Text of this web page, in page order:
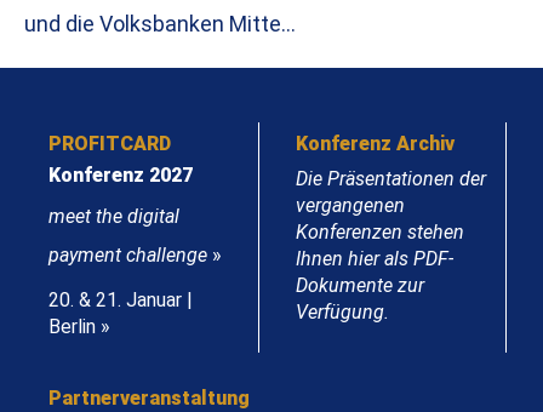
und die Volksbanken Mitte…
PROFITCARD
Konferenz 2027
meet the digital
payment challenge »
20. & 21. Januar |
Berlin »
Konferenz Archiv
Die Präsentationen der
vergangenen
Konferenzen stehen
Ihnen hier als PDF-
Dokumente zur
Verfügung.
Partnerveranstaltung